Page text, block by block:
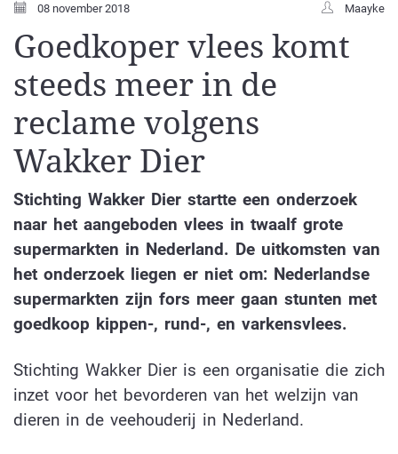
08 november 2018 Maayke
Goedkoper vlees komt
steeds meer in de
reclame volgens
Wakker Dier
Stichting Wakker Dier startte een onderzoek
naar het aangeboden vlees in twaalf grote
supermarkten in Nederland. De uitkomsten van
het onderzoek liegen er niet om: Nederlandse
supermarkten zijn fors meer gaan stunten met
goedkoop kippen-, rund-, en varkensvlees.
Stichting Wakker Dier is een organisatie die zich
inzet voor het bevorderen van het welzijn van
dieren in de veehouderij in Nederland.